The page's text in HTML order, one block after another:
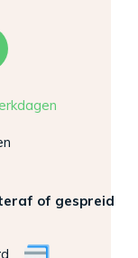
of gespreid